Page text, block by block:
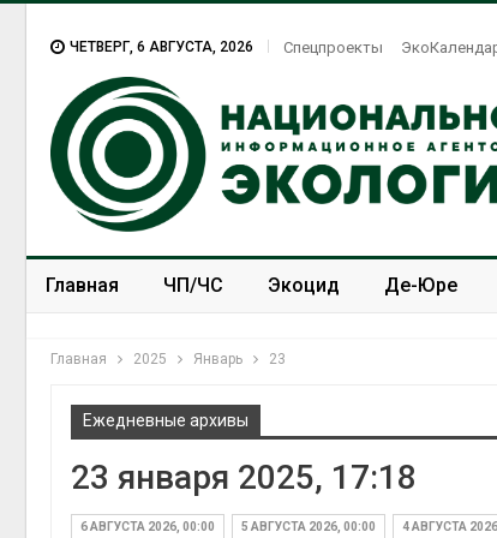
ЧЕТВЕРГ, 6 АВГУСТА, 2026 Спецпроекты
Главная ЧП/ЧС Экоцид Де-Юре
Главная 2025 Январь 23
Ежедневные архивы
23 января 2025, 17:18
6 АВГУСТА 2026, 00:00 5 АВГУСТА 2026, 00:00 4 АВГУСТА